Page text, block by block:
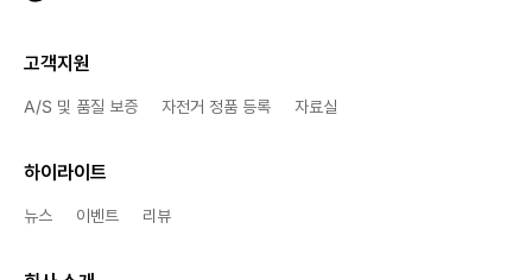
고객지원
A/S 및 품질 보증 자전거 정품 등록 자료실
하이라이트
뉴스 이벤트 리뷰